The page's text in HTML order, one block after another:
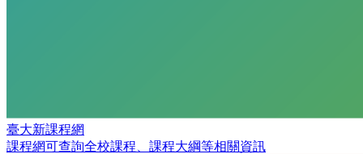
臺大新課程網
課程網可查詢全校課程、課程大綱等相關資訊